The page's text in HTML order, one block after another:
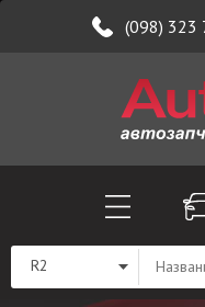
(098) 323
R2